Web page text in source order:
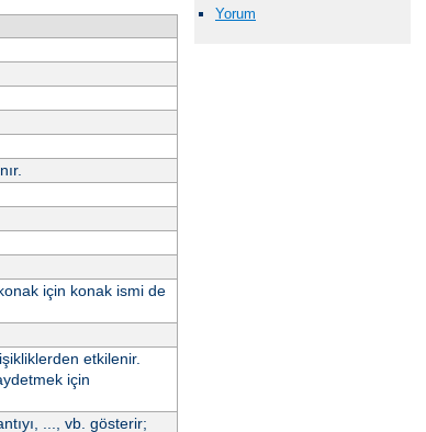
Yorum
için konak ismi de
etkilenir.
için
..., vb. gösterir;